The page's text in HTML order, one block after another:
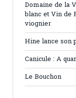
Domaine de la
blanc et Vin de
viognier
Hine lance son
Canicule : A
Le Bouchon